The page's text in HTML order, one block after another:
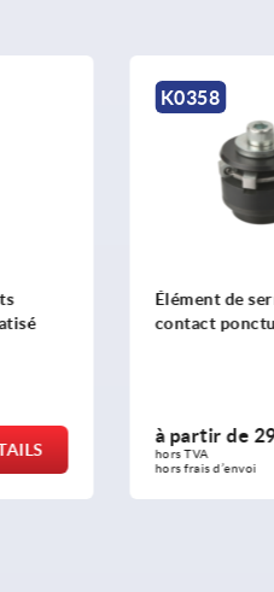
K0358
Élément de
contact
à partir de
hors TVA
hors frais d’envoi